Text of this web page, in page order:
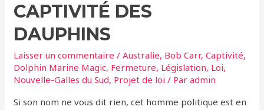
CAPTIVITÉ DES
DAUPHINS
Laisser un commentaire /Australie, Bob Carr,Captivité,
Dolphin Marine Magic, Fermeture, Législation, Loi,
Nouvelle-Galles du Sud, Projet de loi / Paradmin
Si son nom ne vous dit rien, cet homme politique est en